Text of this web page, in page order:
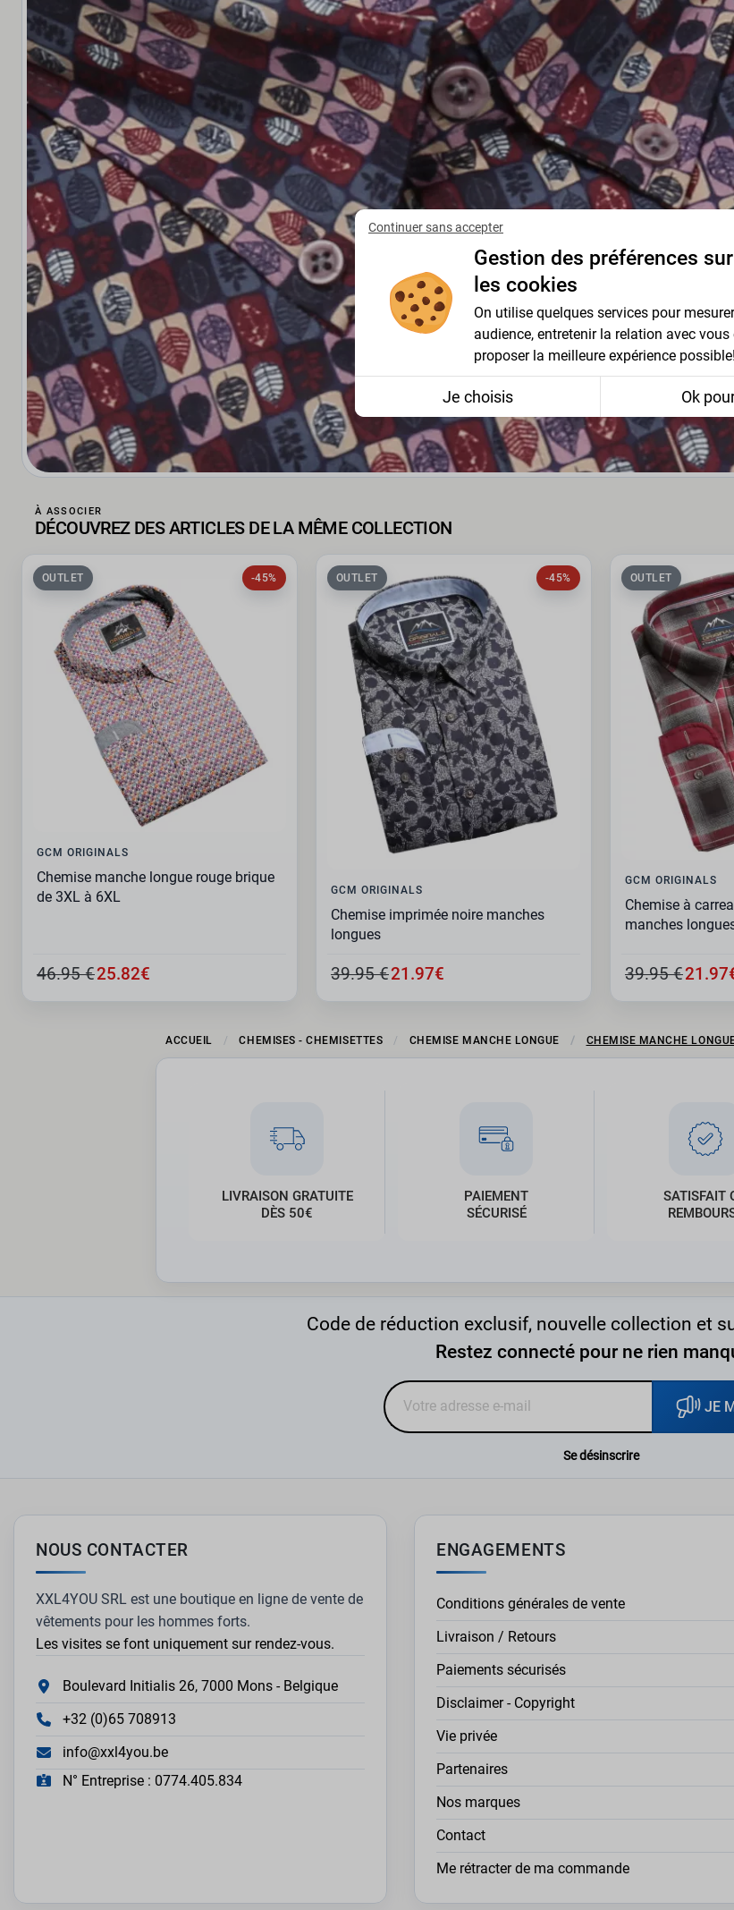
À ASSOCIER
DÉCOUVREZ DES ARTICLES DE LA MÊME COLLECTION
-45%
OUTLET
GCM ORIGINALS
Chemise manche longue rouge brique
de 3XL à 6XL
46.95 €25.82€
-45%
OUTLET
GCM ORIGINALS
Chemise imprimée noire manches
longues
39.95 €21.97€
OUTLET
GCM ORIGINALS
Chemise à
manches
39.95 €
ACCUEIL CHEMISES - CHEMISETTES CHEMISE MANCHE LONGUE CHEMISE MANCHE
LIVRAISON GRATUITE
DÈS 50€
PAIEMENT
SÉCURISÉ
SATISFAIT
Code de réduction exclusif, nouvelle collection et
Restez connecté pour ne rien
JE
Se désinscrire
NOUS CONTACTER
XXL4YOU SRL est une boutique en ligne de vente de
vêtements pour les hommes forts.
Les visites se font uniquement sur rendez-vous.
Boulevard Initialis 26, 7000 Mons - Belgique
+32 (0)65 708913
info@xxl4you.be
N° Entreprise : 0774.405.834
ENGAGEMENTS
Conditions générales de vente
Livraison / Retours
Paiements sécurisés
Disclaimer - Copyright
Vie privée
Partenaires
Nos marques
Contact
Me rétracter de ma commande
Continuer sans accepter
Gestion des préférences sur
les cookies
On utilise quelques services pour
audience, entretenir la relation avec vous
proposer la meilleure expérience possible!
Je choisis Ok